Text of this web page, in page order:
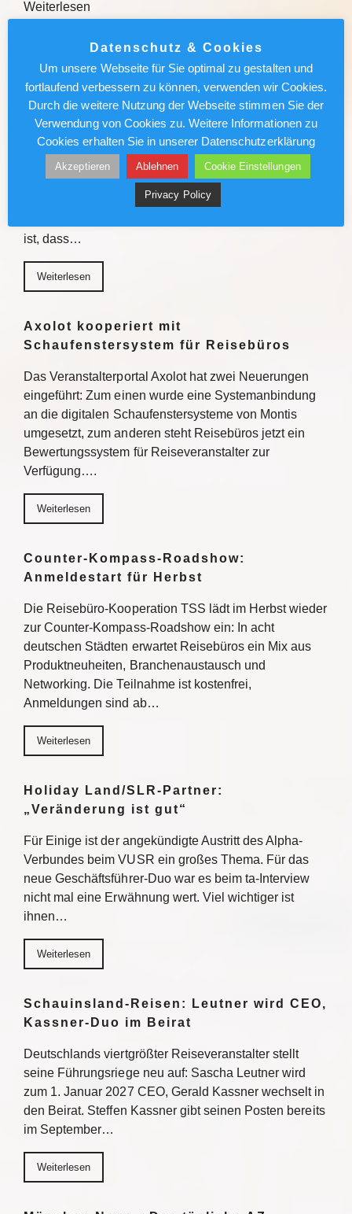
Weiterlesen
Weiterlesen
Sven Förster ist Biersommelier:
„Schmeckt mir nicht, akzeptiere ich
nicht“
Er hat seine Leidenschaft zum Beruf gemacht: Sven
Förster ist Biersommelier und ein absoluter
Genussmensch. Der Wahlmünsteraner erklärt, was ein
ist, dass…
Weiterlesen
Axolot kooperiert mit
Schaufenstersystem für Reisebüros
Das Veranstalterportal Axolot hat zwei Neuerungen
eingeführt: Zum einen wurde eine Systemanbindung
an die digitalen Schaufenstersysteme von Montis
umgesetzt, zum anderen steht Reisebüros jetzt ein
Bewertungssystem für Reiseveranstalter zur
Verfügung….
Weiterlesen
Counter-Kompass-Roadshow:
Anmeldestart für Herbst
Die Reisebüro-Kooperation TSS lädt im Herbst wieder
zur Counter-Kompass-Roadshow ein: In acht
deutschen Städten erwartet Reisebüros ein Mix aus
Produktneuheiten, Branchenaustausch und
Networking. Die Teilnahme ist kostenfrei,
Anmeldungen sind ab…
Weiterlesen
Holiday Land/SLR-Partner:
„Veränderung ist gut“
Für Einige ist der angekündigte Austritt des Alpha-
Verbundes beim VUSR ein großes Thema. Für das
neue Geschäftsführer-Duo war es beim ta-Interview
nicht mal eine Erwähnung wert. Viel wichtiger ist
ihnen…
Weiterlesen
Schauinsland-Reisen: Leutner wird CEO,
Kassner-Duo im Beirat
Deutschlands viertgrößter Reiseveranstalter stellt
seine Führungsriege neu auf: Sascha Leutner wird
zum 1. Januar 2027 CEO, Gerald Kassner wechselt in
den Beirat. Steffen Kassner gibt seinen Posten bereits
im September…
Weiterlesen
Datenschutz & Cookies
Um unsere Webseite für Sie optimal zu gestalten und
fortlaufend verbessern zu können, verwenden wir Cookies.
Durch die weitere Nutzung der Webseite stimmen Sie der
Verwendung von Cookies zu. Weitere Informationen zu
Cookies erhalten Sie in unserer Datenschutzerklärung
Akzeptieren Ablehnen Cookie Einstellungen
Privacy Policy